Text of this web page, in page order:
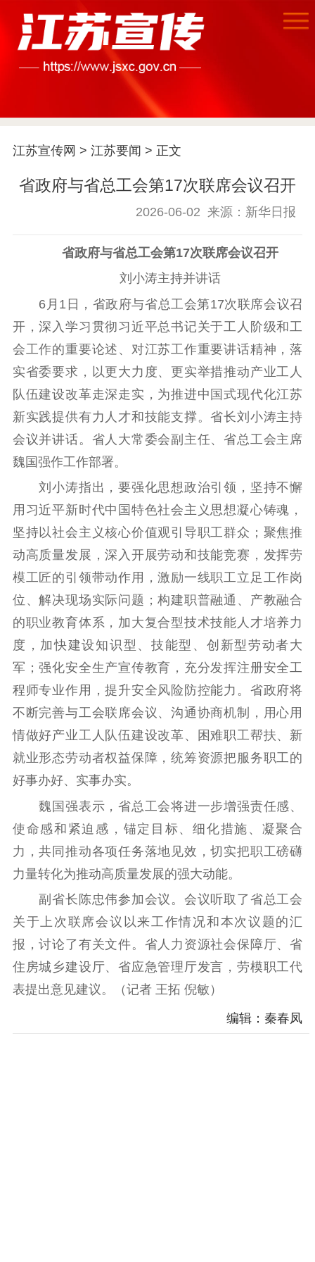
首页
信息公开指南
告
政策法规
工作动态
理论武装
理论学习 宣传宣讲 研究阐释
哲学社科
社科强省 工作通知
成果集萃
江苏文脉
资料下载
主题宣传 对外宣传
新闻发布
记者之家
品牌栏目
文化文艺
精品生产 文化惠民
文化传承
文化交流
体制改革
文化产业
精神文明
文明创建 文明实践
文明培育
先进典型
社会宣传
思想政治教育 爱国主义教育
红色资源保护利
用
新闻出版
精品出版 全民阅读
出版监管
扫黄打非
电影工作
电影创作 电影市场
江苏宣传网 > 江苏要闻 > 正文
省政府与省总工会第17次联席会议召开
2026-06-02 来源：新华日报
省政府与省总工会第17次联席会议召开
刘小涛主持并讲话
6月1日，省政府与省总工会第17次联席会议召
开，深入学习贯彻习近平总书记关于工人阶级和工
会工作的重要论述、对江苏工作重要讲话精神，落
实省委要求，以更大力度、更实举措推动产业工人
队伍建设改革走深走实，为推进中国式现代化江苏
新实践提供有力人才和技能支撑。省长刘小涛主持
会议并讲话。省人大常委会副主任、省总工会主席
魏国强作工作部署。
刘小涛指出，要强化思想政治引领，坚持不懈
用习近平新时代中国特色社会主义思想凝心铸魂，
坚持以社会主义核心价值观引导职工群众；聚焦推
动高质量发展，深入开展劳动和技能竞赛，发挥劳
模工匠的引领带动作用，激励一线职工立足工作岗
位、解决现场实际问题；构建职普融通、产教融合
的职业教育体系，加大复合型技术技能人才培养力
度，加快建设知识型、技能型、创新型劳动者大
军；强化安全生产宣传教育，充分发挥注册安全工
程师专业作用，提升安全风险防控能力。省政府将
不断完善与工会联席会议、沟通协商机制，用心用
情做好产业工人队伍建设改革、困难职工帮扶、新
就业形态劳动者权益保障，统筹资源把服务职工的
好事办好、实事办实。
魏国强表示，省总工会将进一步增强责任感、
使命感和紧迫感，锚定目标、细化措施、凝聚合
力，共同推动各项任务落地见效，切实把职工磅礴
力量转化为推动高质量发展的强大动能。
副省长陈忠伟参加会议。会议听取了省总工会
关于上次联席会议以来工作情况和本次议题的汇
报，讨论了有关文件。省人力资源社会保障厅、省
住房城乡建设厅、省应急管理厅发言，劳模职工代
表提出意见建议。（记者 王拓 倪敏）
编辑：秦春凤